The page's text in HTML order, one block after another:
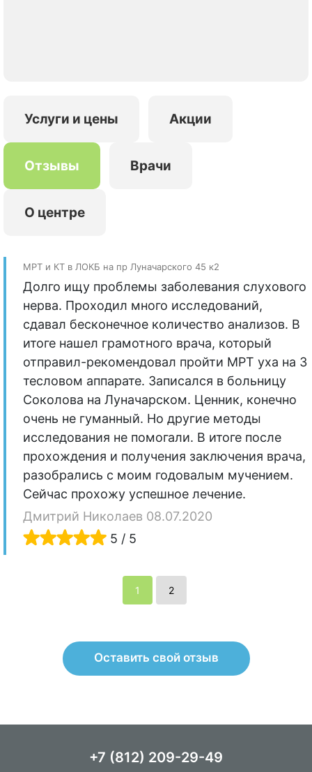
Услуги и цены Акции
Отзывы Врачи
О центре
МРТ и КТ в ЛОКБ на пр Луначарского 45 к2
Долго ищу проблемы заболевания слухового
нерва. Проходил много исследований,
сдавал бесконечное количество анализов. В
итоге нашел грамотного врача, который
отправил-рекомендовал пройти МРТ уха на 3
тесловом аппарате. Записался в больницу
Соколова на Луначарском. Ценник, конечно
очень не гуманный. Но другие методы
исследования не помогали. В итоге после
прохождения и получения заключения врача,
разобрались с моим годовалым мучением.
Сейчас прохожу успешное лечение.
Дмитрий Николаев 08.07.2020
5 / 5
1 2
Оставить свой отзыв
+7 (812) 209-29-49